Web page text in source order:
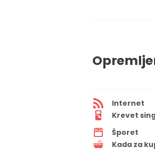
Internet
Krevet
Šporet
Kada za